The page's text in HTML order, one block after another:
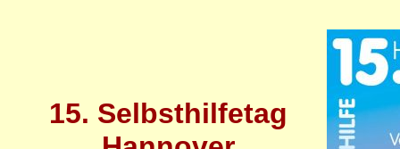
15. Selbsthilfetag